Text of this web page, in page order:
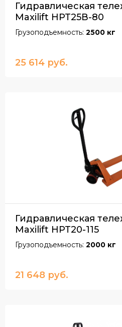
Гидравлическая
Maxilift HPT25В-80
Грузоподъемность: 2500 кг
25 614 руб.
Гидравлическая
Maxilift HPT20-115
Грузоподъемность: 2000 кг
21 648 руб.